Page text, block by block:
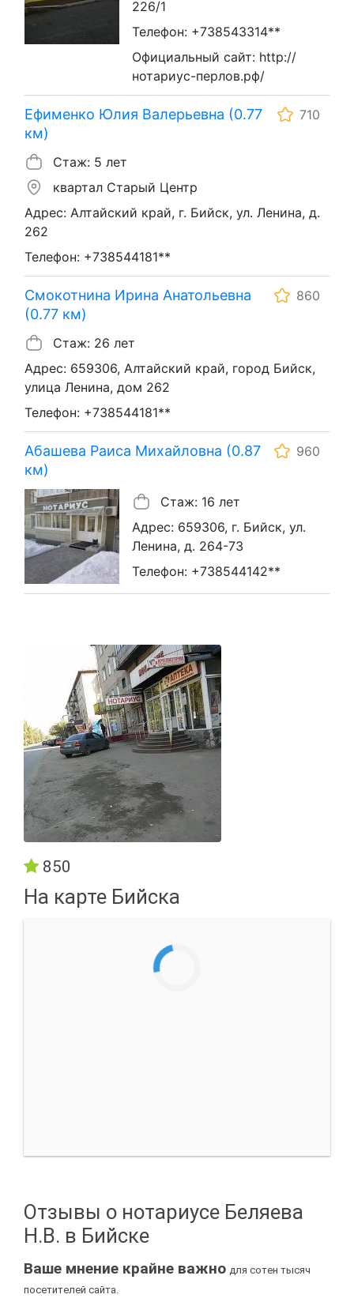
226/1
Телефон: +738543314**
Официальный сайт: http://
нотариус-перлов.рф/
Ефименко Юлия Валерьевна (0.77
км)
710
Стаж: 5 лет
квартал Старый Центр
Адрес: Алтайский край, г. Бийск, ул. Ленина, д.
262
Телефон: +738544181**
Смокотнина Ирина Анатольевна
(0.77 км)
860
Стаж: 26 лет
Адрес: 659306, Алтайский край, город Бийск,
улица Ленина, дом 262
Телефон: +738544181**
Абашева Раиса Михайловна (0.87
км)
960
Стаж: 16 лет
Адрес: 659306, г. Бийск, ул.
Ленина, д. 264-73
Телефон: +738544142**
850
На карте Бийска
Отзывы о нотариусе Беляева
Н.В. в Бийске
Ваше мнение крайне важно для сотен тысяч
посетителей сайта.